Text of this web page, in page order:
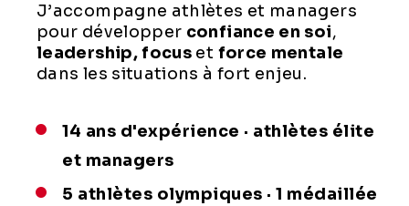
J’accompagne athlètes et managers
pour développer confiance en soi,
leadership, focus et force mentale
dans les situations à fort enjeu.
14 ans d'expérience · athlètes élite
et managers
5 athlètes olympiques · 1 médaillée